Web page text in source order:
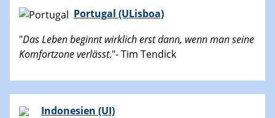
Portugal (ULisboa)
"Das Leben beginnt wirklich erst dann, wenn man seine
Komfortzone verlässt."- Tim Tendick
Indonesien (UI)